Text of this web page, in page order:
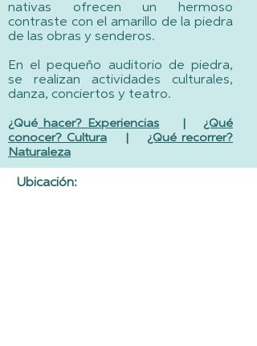
nativas ofrecen un hermoso
contraste con el amarillo de la piedra
de las obras y senderos.
En el pequeño auditorio de piedra,
se realizan actividades culturales,
danza, conciertos y teatro.
¿Qué hacer? Experiencias
¿Qué
conocer? Cultura| ¿Qué recorrer?
Naturaleza
Ubicación: